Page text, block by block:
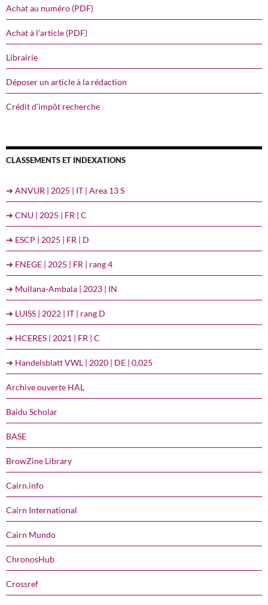
Achat au numéro (PDF)
Achat à l’article (PDF)
Librairie
Déposer un article à la rédaction
Crédit d’impôt recherche
CLASSEMENTS ET INDEXATIONS
➔ ANVUR | 2025 | IT | Area 13 S
➔ CNU | 2025 | FR | C
➔ ESCP | 2025 | FR | D
➔ FNEGE | 2025 | FR | rang 4
➔ Mullana-Ambala | 2023 | IN
➔ LUISS | 2022 | IT | rang D
➔ HCERES | 2021 | FR | C
➔ Handelsblatt VWL | 2020 | DE | 0,025
Archive ouverte HAL
Baidu Scholar
BASE
BrowZine Library
Cairn.info
Cairn International
Cairn Mundo
ChronosHub
Crossref